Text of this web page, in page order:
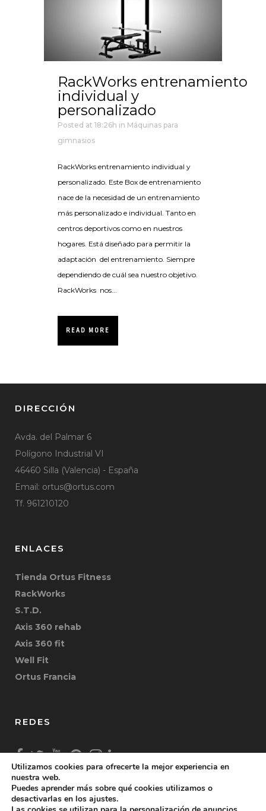
RackWorks entrenamiento
individual y
personalizado
Posted at 18:26h in Máquinas para
gimnasios
RackWorks entrenamiento individual y
personalizado. Este Box de entrenamiento
nace de la necesidad de un entrenamiento
más personalizado e individual. Tanto en
centros deportivos como en nuestros
hogares. Está diseñado para permitir la
adaptación del entrenamiento. Siempre
dependiendo de cuál sea nuestro objetivo.
RackWorks nos...
READ MORE
DIRECCIÓN
Avda. del Palmar 6
Polígono Industrial VI
46460 Silla (Valencia) - España
Email: ortus@ortus.com
Tf. 961210120
ENLACES
Tienda Ortus Fitness
RackWorks
S.T.D.
Axis 360 rehab
Axis 360 fit
Well Fit
Ortus Francia
REDES
Utilizamos cookies para ofrecerte la mejor experiencia en
nuestra web.
Puedes aprender más sobre qué cookies utilizamos o
desactivarlas en los ajustes.